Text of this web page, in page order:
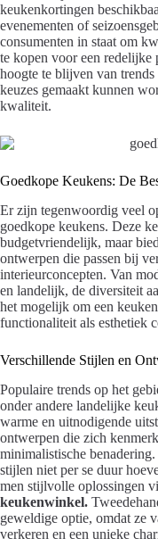
keukenkortingen
evenementen of
consumenten in staat om
te kopen voor een redelijke
hoogte te blijven van trends
keuzes gemaakt kunnen
kwaliteit.
Goedkope Keukens: De
Er zijn tegenwoordig veel
goedkope keukens. Deze
budgetvriendelijk, maar
ontwerpen die passen bij
interieurconcepten. Van
en landelijk, de diversiteit
het mogelijk om een
functionaliteit als esthetiek
Verschillende Stijlen en
Populaire trends op het
onder andere landelijke
warme en uitnodigende
ontwerpen die zich
minimalistische
stijlen niet per se duur
men stijlvolle oplossingen
keukenwinkel.
geweldige optie, omdat ze
verkeren en een unieke